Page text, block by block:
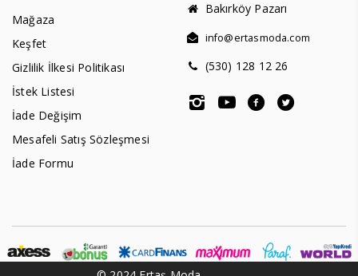
Mağaza
Keşfet
Gizlilik İlkesi Politikası
İstek Listesi
İade Değişim
Mesafeli Satış Sözleşmesi
İade Formu
Bakırköy Pazarı
info@ertasmoda.com
(530) 128 12 26